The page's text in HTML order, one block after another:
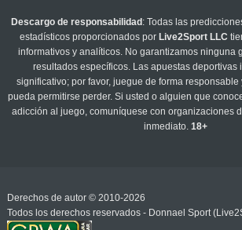
Descargo de responsabilidad : Todas las
estadísticos proporcionados por Live2Sport LLC
informativos y analíticos. No garantizamos ninguna
resultados específicos. Las apuestas deportivas
significativo; por favor, juegue de forma
pueda permitirse perder. Si usted o alguien que
adicción al juego, comuníquese con organizaciones
inmediato.18+
Derechos de autor © 2010-2026
Todos los derechos reservados - Donnael Sport